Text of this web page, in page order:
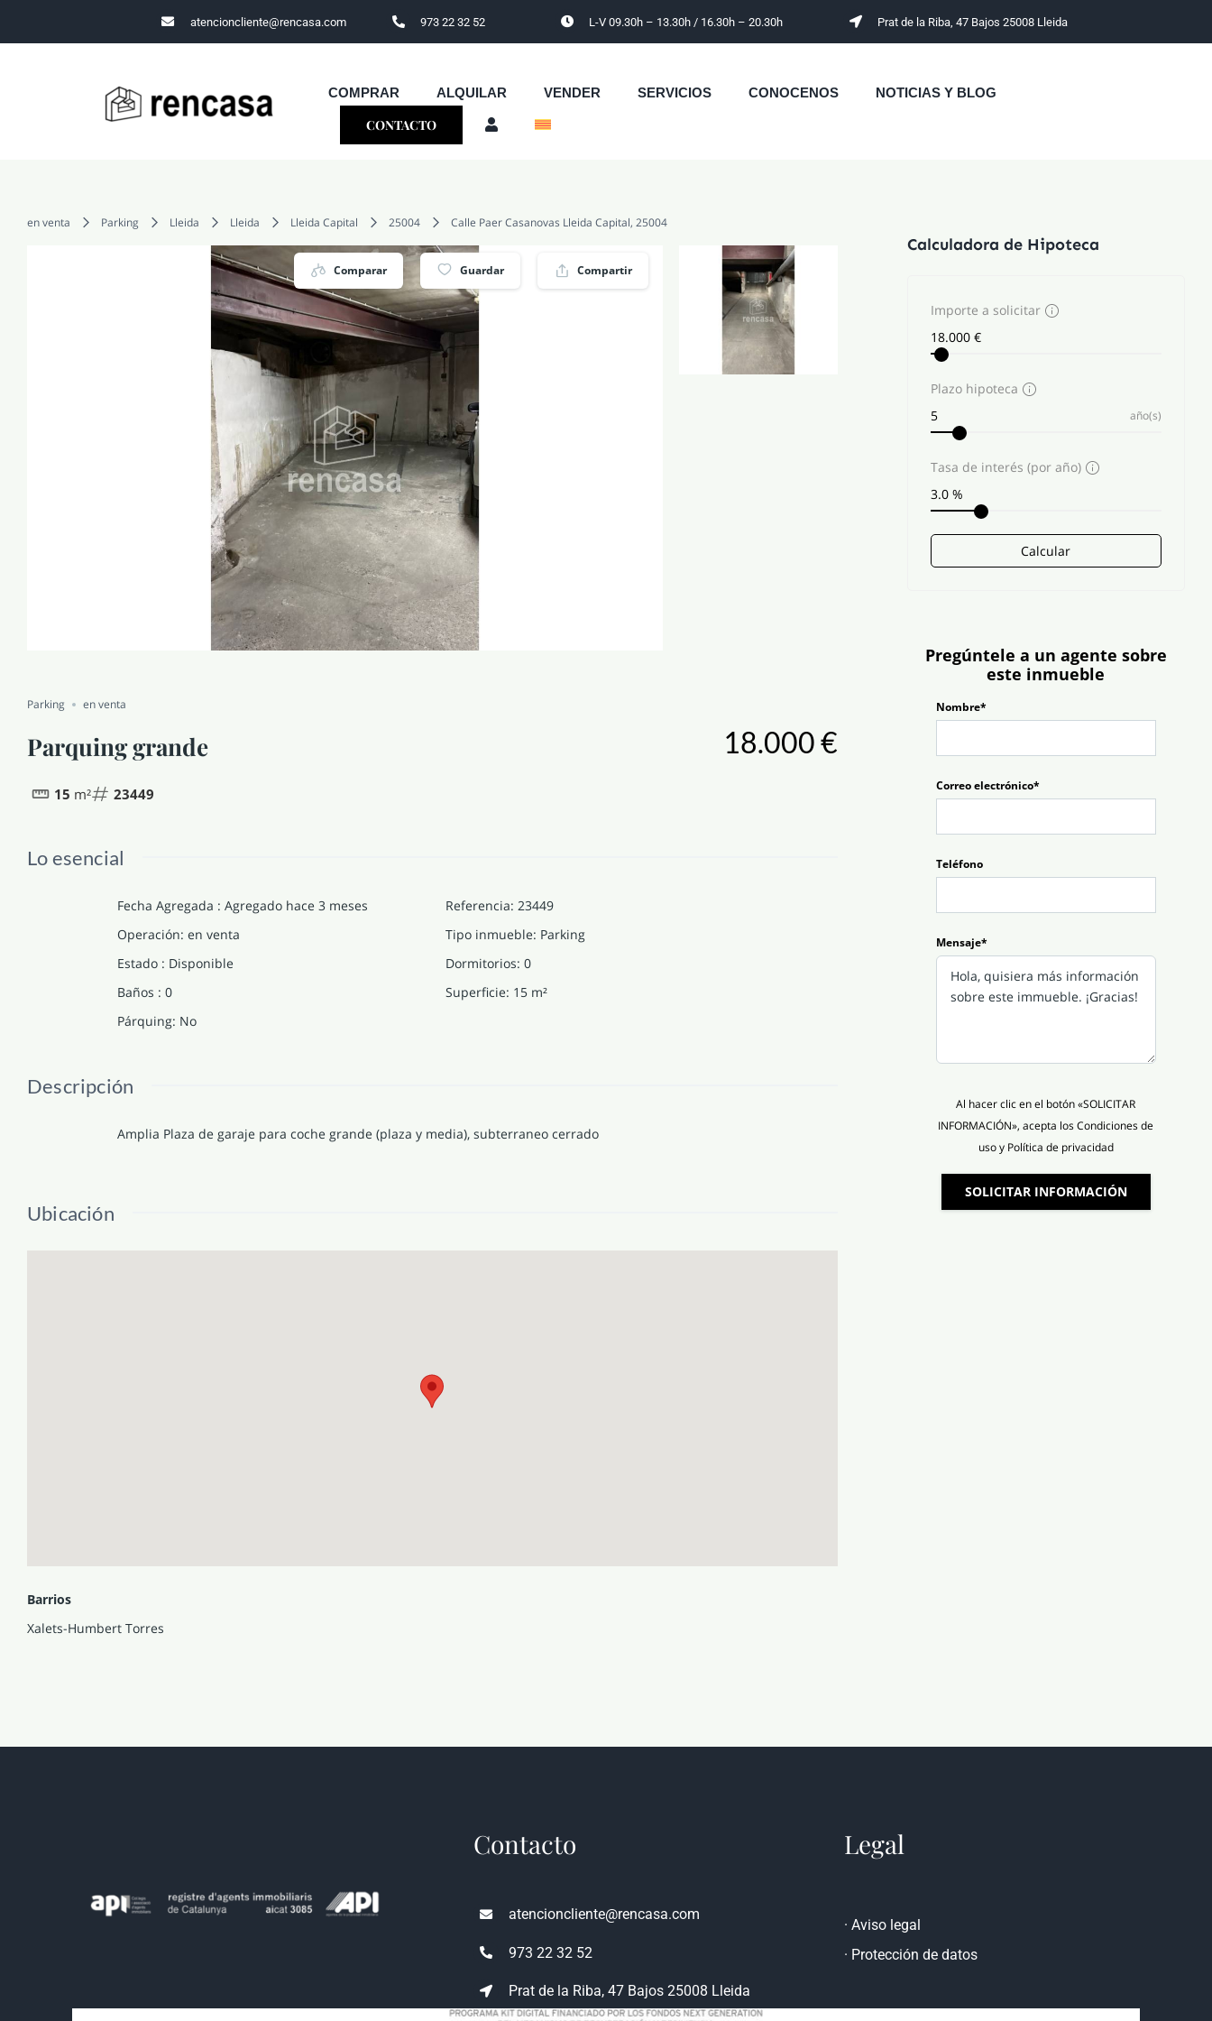
to
atencioncliente@rencasa.com 973 22 32 52 L-V 09.30h – 13.30h / 16.30h – 20.30h Prat de la Riba, 47 Bajos 25008 Lleida
COMPRAR ALQUILAR VENDER SERVICIOS CONOCENOS NOTICIAS Y BLOG
CONTACTO
en venta Parking Lleida Lleida Lleida Capital 25004 Calle Paer Casanovas Lleida Capital, 25004
Comparar Guardar Compartir
Parking en venta
Parquing grande
15 m² 23449
18.000 €
Lo esencial
Fecha Agregada : Agregado hace 3 meses Referencia: 23449
Operación: en venta Tipo inmueble: Parking
Estado : Disponible Dormitorios: 0
Baños : 0 Superficie: 15 m²
Párquing: No
Descripción
Amplia Plaza de garaje para coche grande (plaza y media), subterraneo cerrado
Ubicación
Barrios
Xalets-Humbert Torres
Calculadora de Hipoteca
Importe a solicitar
Plazo hipoteca
año(s)
Tasa de interés (por año)
Calcular
Pregúntele a un agente sobre
este inmueble
Nombre*
Correo electrónico*
Teléfono
Mensaje*
Al hacer clic en el botón «SOLICITAR
INFORMACIÓN», acepta los Condiciones de
uso y Política de privacidad
SOLICITAR INFORMACIÓN
Contacto
atencioncliente@rencasa.com
973 22 32 52
Prat de la Riba, 47 Bajos 25008 Lleida
Legal
· Aviso legal
· Protección de datos